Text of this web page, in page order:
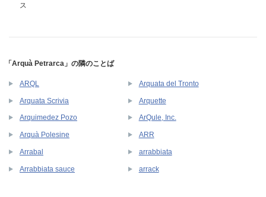
ス
「Arquà Petrarca」の隣のことば
ARQL Arquata del Tronto
Arquata Scrivia Arquette
Arquimedez Pozo ArQule, Inc.
Arquà Polesine ARR
Arrabal arrabbiata
Arrabbiata sauce arrack